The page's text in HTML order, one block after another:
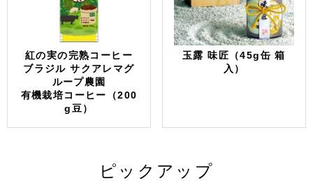
紅の実の完熟コーヒー
ブラジル サクアレマグ
ループ農園
有機栽培コーヒー（200
g豆）
玉露 味匠（45g缶 箱
入）
ピックアップ